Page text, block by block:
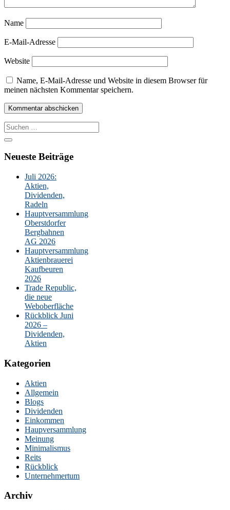
Name
E-Mail-Adresse
Website
Name, E-Mail-Adresse und Website in diesem Browser für
meinen nächsten Kommentar speichern.
Suche
nach:
Neueste Beiträge
Juli 2026:
Aktien,
Dividenden,
Radeln
Hauptversammlung
Oberstdorfer
Bergbahnen
AG 2026
Hauptversammlung
Aktienbrauerei
Kaufbeuren
2026
Trade Republic,
die neue
Weboberfläche
Rückblick Juni
2026 –
Dividenden,
Aktien
Kategorien
Aktien
Allgemein
Blogs
Dividenden
Einkommen
Haupversammlung
Meinung
Minimalismus
Reits
Rückblick
Unternehmertum
Archiv